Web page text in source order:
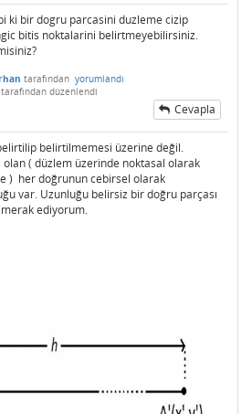
ki bir dogru parcasini duzleme cizip
bitis noktalarini belirtmeyebilirsiniz.
tarafından yorumlandı
tarafından düzenlendi
Cevapla
belirtilmemesi üzerine değil.
olan ( düzlem üzerinde noktasal olarak
) her doğrunun cebirsel olarak
var. Uzunluğu belirsiz bir doğru parçası
ediyorum.